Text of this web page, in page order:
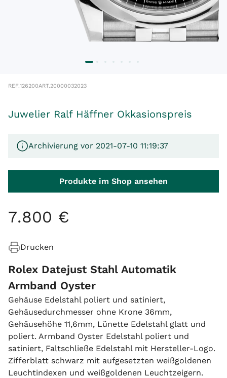
REF.126200ART.20000032023
Juwelier Ralf Häffner Okkasionspreis
Archivierung vor 2021-07-10 11:19:37
Produkte im Shop ansehen
7.800 €
Drucken
Rolex Datejust Stahl Automatik
Armband Oyster
Gehäuse Edelstahl poliert und satiniert,
Gehäusedurchmesser ohne Krone 36mm,
Gehäusehöhe 11,6mm, Lünette Edelstahl glatt und
poliert. Armband Oyster Edelstahl poliert und
satiniert, Faltschließe Edelstahl mit Hersteller-Logo.
Zifferblatt schwarz mit aufgesetzten weißgoldenen
Leuchtindexen und weißgoldenen Leuchtzeigern.